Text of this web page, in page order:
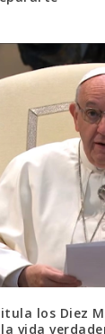
los Diez
vida